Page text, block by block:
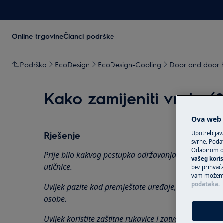
Online trgovineČlanci podrške
Podrška EcoDesign EcoDesign-Cooling Door and door
Kako zamijeniti vrata
Rješenje
Prije bilo kakvog postupka održavanja, isključite
utičnice.
Uvijek pazite kad premještate uređaje, za teške
osobe.
Uvijek koristite zaštitne rukavice i zatvorenu obuću.
Ova
svrhe.
Odabirom
vašeg
bez
vam
podataka.